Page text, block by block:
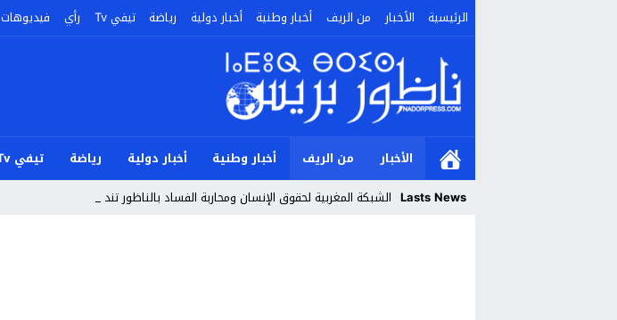
الرئيسية الأخبار من الريف أخبار وطنية أخبار دولية رياضة تيفي Tv رأي فيديوهات
الأخبار من الريف أخبار وطنية أخبار دولية رياضة تيفي Tv
Lasts News الشبكة المغربية لحقوق الإنسان ومحاربة الفساد بالناظور تندد بأحداث سب_